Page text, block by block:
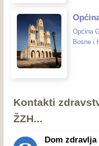
Općina
Bosne i
Kontakti
ŽZH...
Dom